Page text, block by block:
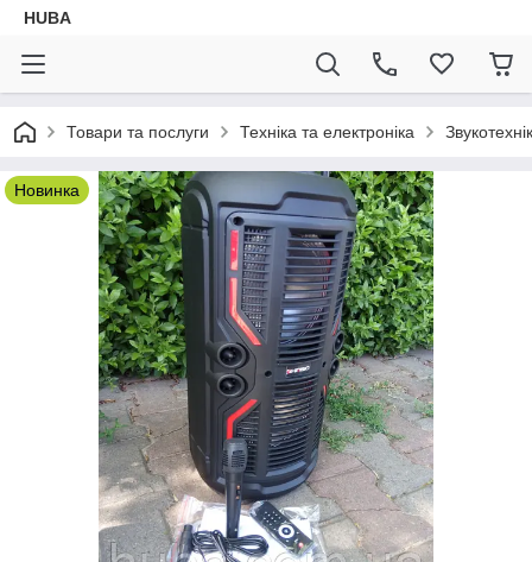
HUBA
Товари та послуги Техніка та електроніка
Новинка